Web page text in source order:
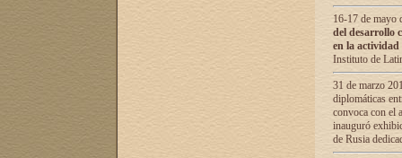
16-17 de mayo
del desarrollo
en la
Instituto de
31 de marzo
diplomáticas
convoca con el
inauguró
de Rusia